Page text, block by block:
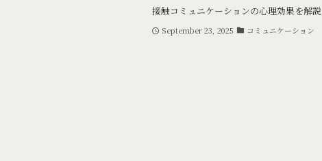
接触コミュニケーションの心理効果を解説
September 23, 2025 コミュニケーション